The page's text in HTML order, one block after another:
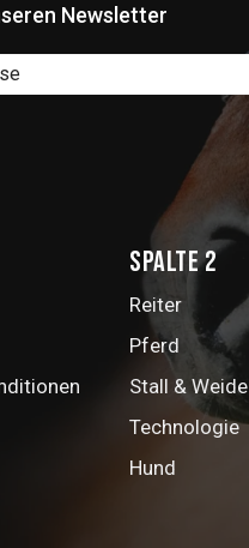
Newsletter
Spalte 2
Reiter
Pferd
Stall & Weide
Technologie
Hund